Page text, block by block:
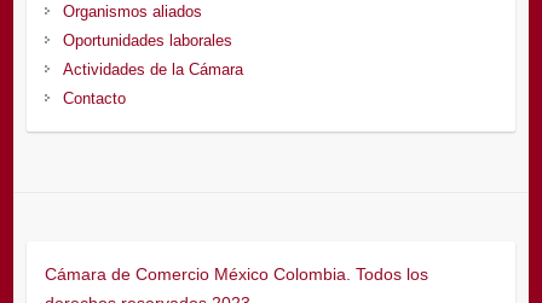
Organismos aliados
Oportunidades laborales
Actividades de la Cámara
Contacto
Cámara de Comercio México Colombia. Todos los